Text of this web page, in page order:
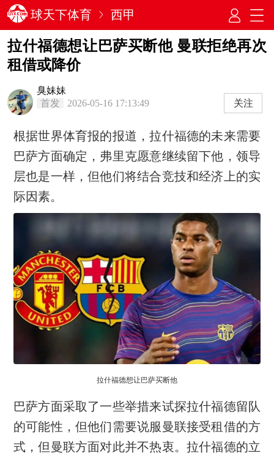
球天下体育 西甲
拉什福德想让巴萨买断他 曼联拒绝再次
租借或降价
臭妹妹
首发
2026-05-16 17:13:49 关注
根据世界体育报的报道，拉什福德的未来需要
巴萨方面确定，弗里克愿意继续留下他，领导
层也是一样，但他们将结合竞技和经济上的实
际因素。
拉什福德想让巴萨买断他
巴萨方面采取了一些举措来试探拉什福德留队
的可能性，但他们需要说服曼联接受租借的方
式，但曼联方面对此并不热衷。拉什福德的立